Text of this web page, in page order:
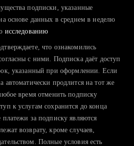
на поиск и вручную поднимаете
с конкурентами и оценить шансы
подписки, указанные
основе данных в среднем в неделю
исследованию
что ознакомились
с ними. Подписка даёт доступ
указанный при оформлении. Если
автоматически продлится на тот же
время отменить подписку
к услугам сохранится до конца
за подписку являются
возврату, кроме случаев,
Полные условия есть